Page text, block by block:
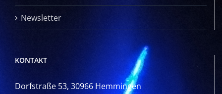
Newsletter
KONTAKT
Dorfstraße 53, 30966 Hemmingen